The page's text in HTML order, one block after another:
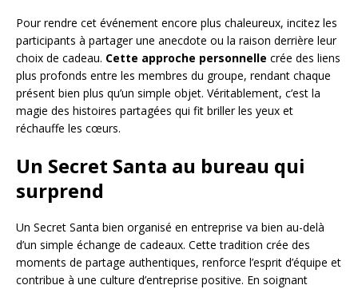
Pour rendre cet événement encore plus chaleureux, incitez les
participants à partager une anecdote ou la raison derrière leur
choix de cadeau. Cette approche personnelle crée des liens
plus profonds entre les membres du groupe, rendant chaque
présent bien plus qu’un simple objet. Véritablement, c’est la
magie des histoires partagées qui fit briller les yeux et
réchauffe les cœurs.
Un Secret Santa au bureau qui
surprend
Un Secret Santa bien organisé en entreprise va bien au-delà
d’un simple échange de cadeaux. Cette tradition crée des
moments de partage authentiques, renforce l’esprit d’équipe et
contribue à une culture d’entreprise positive. En soignant